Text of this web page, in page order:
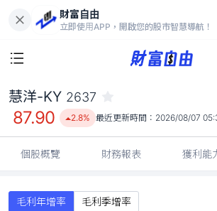
財富自由
立即使用APP，開啟您的股市智慧導航！
87.90
2.8%
慧洋-KY 2637
87.90 2.8% 最近更新時間： 2026/08/07
個股概覽 財務報表 獲利能
毛利年增率 毛利季增率